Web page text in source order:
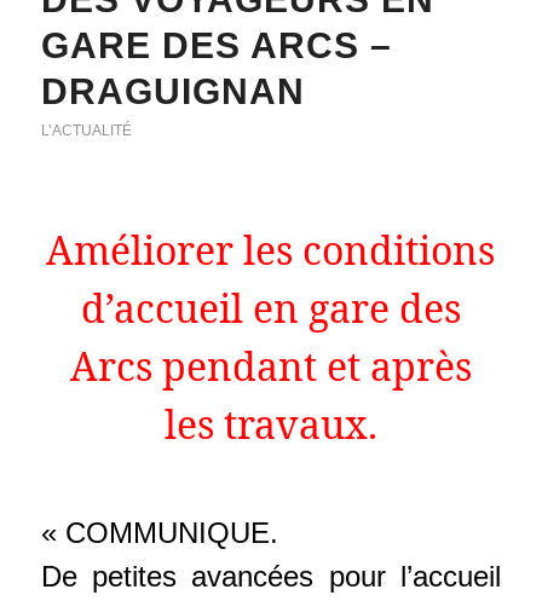
GARE DES ARCS –
DRAGUIGNAN
L’ACTUALITÉ
Améliorer les conditions
d’accueil en gare des
Arcs pendant et après
les travaux.
« COMMUNIQUE.
De petites avancées pour l’accueil